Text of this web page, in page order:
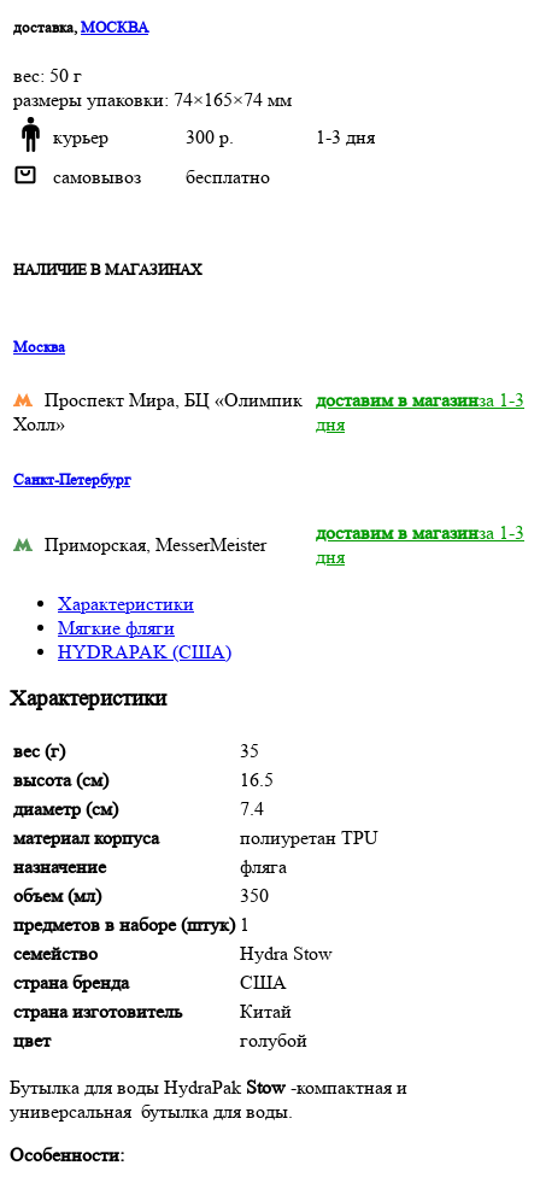
доставка, МОСКВА
веc: 50 г
размеры упаковки: 74×165×74 мм
курьер
300 р.
1-3 дня
самовывоз
бесплатно
НАЛИЧИЕ В МАГАЗИНАХ
Москва
Проспект Мира, БЦ «Олимпик
Холл»
доставим в магазинза 1-3
дня
Санкт-Петербург
Приморская, MesserMeister
доставим в магазинза 1-3
дня
Характеристики
Мягкие фляги
HYDRAPAK (США)
Характеристики
вес (г)
35
высота (см)
16.5
диаметр (см)
7.4
материал корпуса
полиуретан TPU
назначение
фляга
объем (мл)
350
предметов в наборе (штук) 1
семейство
Hydra Stow
страна бренда
США
страна изготовитель
Китай
цвет
голубой
Бутылка для воды HydraPak Stow -компактная и
универсальная бутылка для воды.
Особенности: